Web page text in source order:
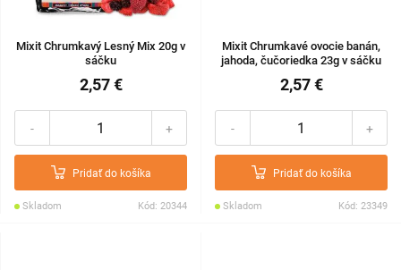
Mixit Chrumkavý Lesný Mix 20g v
sáčku
2,57 €
- +
Pridať do košíka
Skladom Kód: 20344
Mixit Chrumkavé ovocie banán,
jahoda, čučoriedka 23g v sáčku
2,57 €
- +
Pridať do košíka
Skladom Kód: 23349